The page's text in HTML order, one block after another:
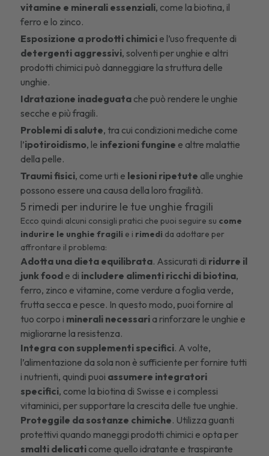
vitamine e minerali essenziali, come la biotina, il
ferro e lo zinco.
Esposizione a prodotti chimici e l’uso frequente di
detergenti aggressivi, solventi per unghie e altri
prodotti chimici può danneggiare la struttura delle
unghie.
Idratazione inadeguata che può rendere le unghie
secche e più fragili.
Problemi di salute, tra cui condizioni mediche come
l’ipotiroidismo, le infezioni fungine e altre malattie
della pelle.
Traumi fisici, come urti e lesioni ripetute alle unghie
possono essere una causa della loro fragilità.
5 rimedi per indurire le tue unghie fragili
Ecco quindi alcuni consigli pratici che puoi seguire su come
indurire le unghie fragili e i rimedi da adottare per
affrontare il problema:
Adotta una dieta equilibrata. Assicurati di ridurre il
junk food e di includere alimenti ricchi di biotina,
ferro, zinco e vitamine, come verdure a foglia verde,
frutta secca e pesce. In questo modo, puoi fornire al
tuo corpo i minerali necessari a rinforzare le unghie e
migliorarne la resistenza.
Integra con supplementi specifici. A volte,
l’alimentazione da sola non è sufficiente per fornire tutti
i nutrienti, quindi puoi assumere integratori
specifici, come labiotina di Swisse e i complessi
vitaminici, per supportare la crescita delle tue unghie.
Proteggile da sostanze chimiche. Utilizza guanti
protettivi quando maneggi prodotti chimici e opta per
smalti delicati come quelloidratante e traspirante